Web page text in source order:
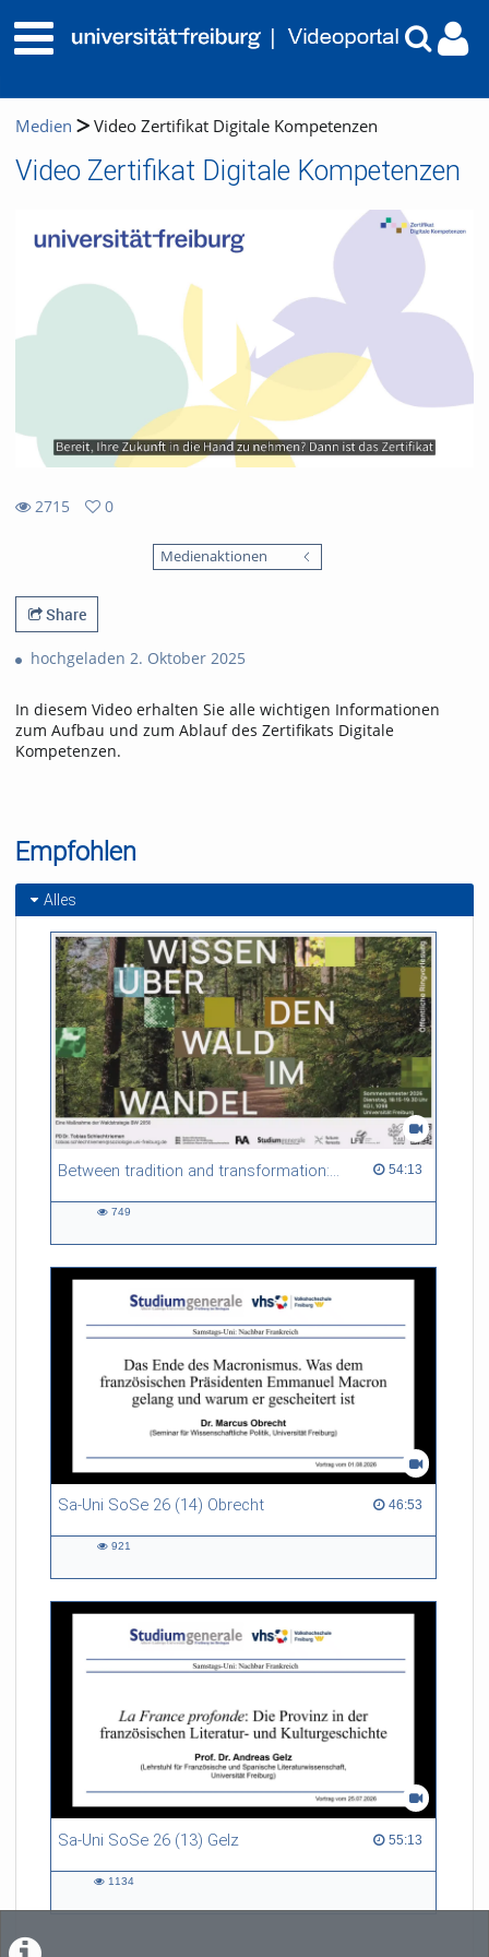
Medien Video Zertifikat Digitale Kompetenzen
Video Zertifikat Digitale Kompetenzen
2715
0
Medienaktionen
Share
hochgeladen 2. Oktober 2025
In diesem Video erhalten Sie alle wichtigen Informationen
zum Aufbau und zum Ablauf des Zertifikats Digitale
Kompetenzen.
Empfohlen
Alles
Between tradition and transformation: how owners, advisers and institutions co-create knowledge for resilient forests in Europe 54:13
54:13 duration
749
Sa-Uni SoSe 26 (14) Obrecht 46:53
46:53 duration
921
Sa-Uni SoSe 26 (13) Gelz 55:13
55:13 duration
1134